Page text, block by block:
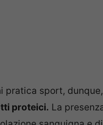
pratica sport,
proteici. La